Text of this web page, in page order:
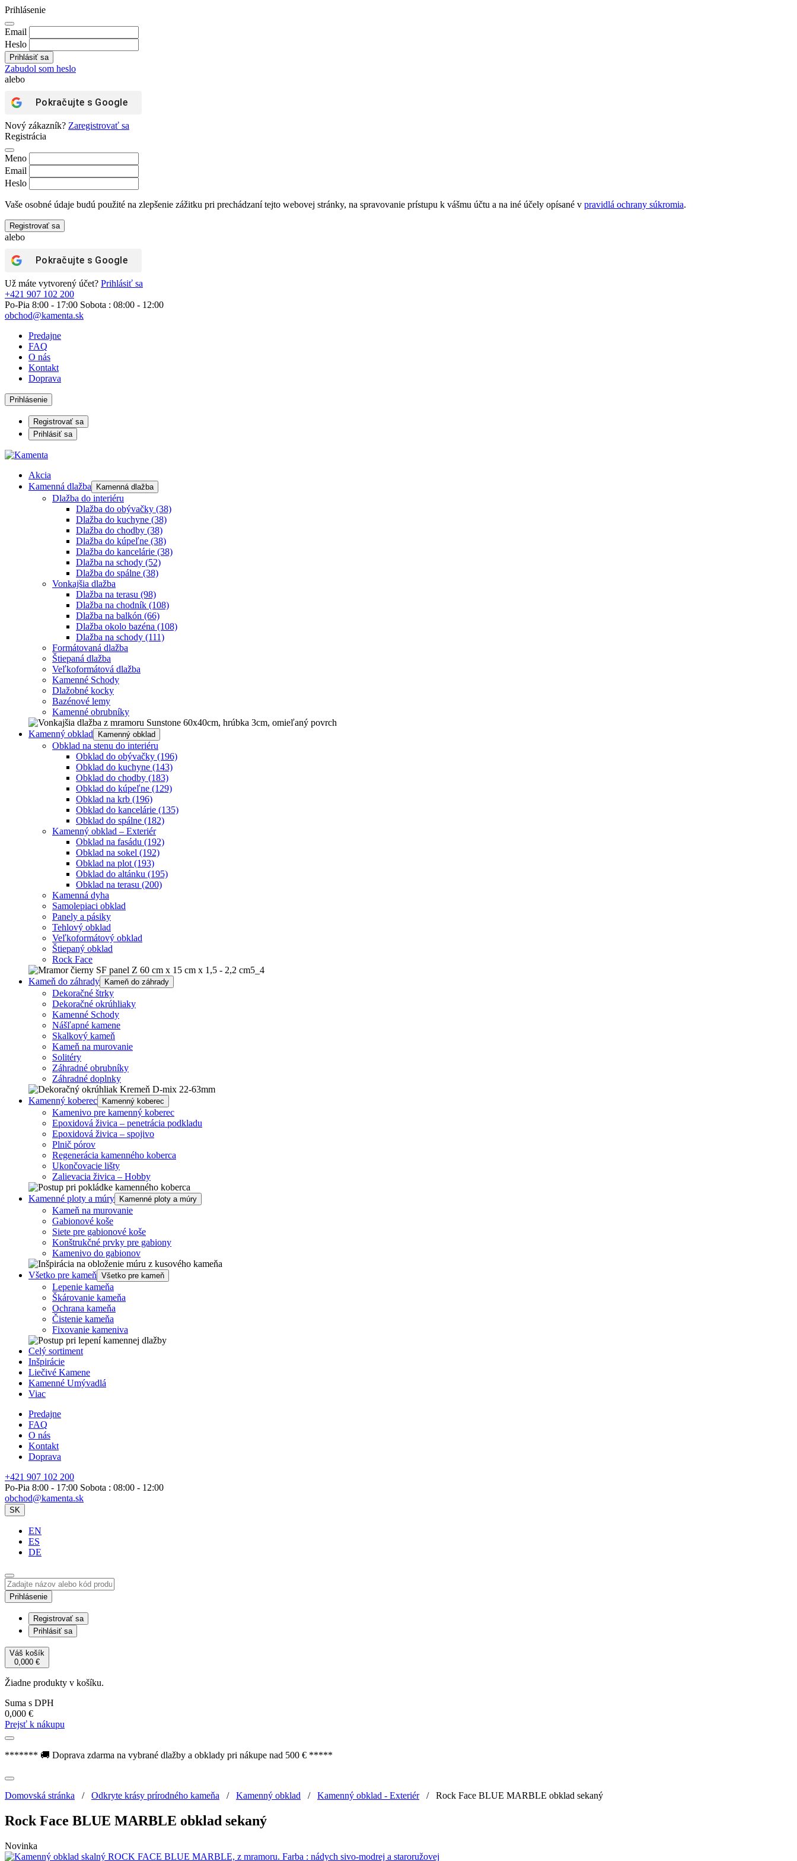
Prihlásenie
Email
Heslo
Zabudol som heslo
alebo
Pokračujte s Google
Nový zákazník? Zaregistrovať sa
Registrácia
Meno
Email
Heslo
Vaše osobné údaje budú použité na zlepšenie zážitku pri prechádzaní tejto webovej stránky, na spravovanie prístupu k vášmu účtu a na iné účely opísané v pravidlá ochrany súkromia.
Registrovať sa
alebo
Pokračujte s Google
Už máte vytvorený účet? Prihlásiť sa
+421 907 102 200
Po-Pia 8:00 - 17:00 Sobota : 08:00 - 12:00
obchod@kamenta.sk
Predajne
FAQ
O nás
Kontakt
Doprava
Prihlásenie
Registrovať sa
Prihlásiť sa
Akcia
Kamenná dlažba
Kamenná dlažba
Dlažba do interiéru
Dlažba do obývačky (38)
Dlažba do kuchyne (38)
Dlažba do chodby (38)
Dlažba do kúpeľne (38)
Dlažba do kancelárie (38)
Dlažba na schody (52)
Dlažba do spálne (38)
Vonkajšia dlažba
Dlažba na terasu (98)
Dlažba na chodník (108)
Dlažba na balkón (66)
Dlažba okolo bazéna (108)
Dlažba na schody (111)
Formátovaná dlažba
Štiepaná dlažba
Veľkoformátová dlažba
Kamenné Schody
Dlažobné kocky
Bazénové lemy
Kamenné obrubníky
Kamenný obklad Kamenný obklad
Obklad na stenu do interiéru
Obklad do obývačky (196)
Obklad do kuchyne (143)
Obklad do chodby (183)
Obklad do kúpeľne (129)
Obklad na krb (196)
Obklad do kancelárie (135)
Obklad do spálne (182)
Kamenný obklad – Exteriér
Obklad na fasádu (192)
Obklad na sokel (192)
Obklad na plot (193)
Obklad do altánku (195)
Obklad na terasu (200)
Kamenná dyha
Samolepiaci obklad
Panely a pásiky
Tehlový obklad
Veľkoformátový obklad
Štiepaný obklad
Rock Face
Kameň do záhrady Kameň do záhrady
Dekoračné štrky
Dekoračné okrúhliaky
Kamenné Schody
Nášľapné kamene
Skalkový kameň
Kameň na murovanie
Solitéry
Záhradné obrubníky
Záhradné doplnky
Kamenný koberec Kamenný koberec
Kamenivo pre kamenný koberec
Epoxidová živica – penetrácia podkladu
Epoxidová živica – spojivo
Plnič pórov
Regenerácia kamenného koberca
Ukončovacie lišty
Zalievacia živica – Hobby
Kamenné ploty a múry Kamenné ploty a múry
Kameň na murovanie
Gabionové koše
Siete pre gabionové koše
Konštrukčné prvky pre gabiony
Kamenivo do gabionov
Všetko pre kameň Všetko pre kameň
Lepenie kameňa
Škárovanie kameňa
Ochrana kameňa
Čistenie kameňa
Fixovanie kameniva
Celý sortiment
Inšpirácie
Liečivé Kamene
Kamenné Umývadlá
Viac
Predajne
FAQ
O nás
Kontakt
Doprava
+421 907 102 200
Po-Pia 8:00 - 17:00 Sobota : 08:00 - 12:00
obchod@kamenta.sk
SK
EN
ES
DE
Prihlásenie
Registrovať sa
Prihlásiť sa
Váš košík
0,000 €
Žiadne produkty v košíku.
Suma s DPH
0,000 €
Prejsť k nákupu
******* 🚚 Doprava zdarma na vybrané dlažby a obklady pri nákupe nad 500 € *****
Domovská stránka / Odkryte krásy prírodného kameňa / Kamenný obklad / Kamenný obklad - Exteriér/ Rock Face BLUE MARBLE obklad sekaný
Rock Face BLUE MARBLE obklad sekaný
Novinka